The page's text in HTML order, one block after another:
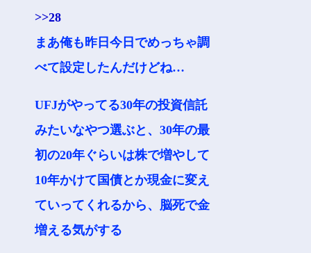
>>28
まあ俺も昨日今日でめっちゃ調
べて設定したんだけどね…
UFJがやってる30年の投資信託
みたいなやつ選ぶと、30年の最
初の20年ぐらいは株で増やして
10年かけて国債とか現金に変え
ていってくれるから、脳死で金
増える気がする